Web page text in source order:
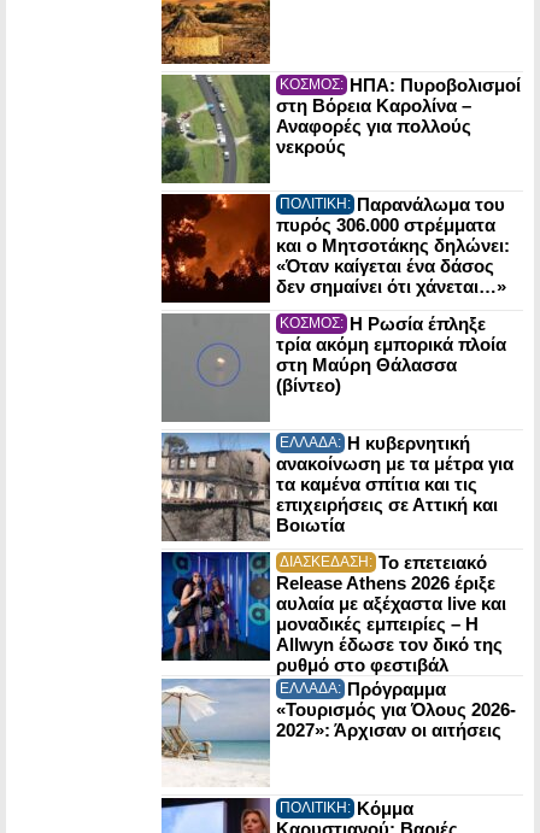
ΚΟΣΜΟΣ: ΗΠΑ: Πυροβολισμοί
στη Βόρεια Καρολίνα –
Αναφορές για πολλούς
νεκρούς
ΠΟΛΙΤΙΚΗ: Παρανάλωμα του
πυρός 306.000 στρέμματα
και ο Μητσοτάκης δηλώνει:
«Όταν καίγεται ένα δάσος
δεν σημαίνει ότι χάνεται…»
ΚΟΣΜΟΣ: Η Ρωσία έπληξε
τρία ακόμη εμπορικά πλοία
στη Μαύρη Θάλασσα
(βίντεο)
ΕΛΛΑΔΑ: Η κυβερνητική
ανακοίνωση με τα μέτρα για
τα καμένα σπίτια και τις
επιχειρήσεις σε Αττική και
Βοιωτία
ΔΙΑΣΚΕΔΑΣΗ: Το επετειακό
Release Athens 2026 έριξε
αυλαία με αξέχαστα live και
μοναδικές εμπειρίες – Η
Allwyn έδωσε τον δικό της
ρυθμό στο φεστιβάλ
ΕΛΛΑΔΑ: Πρόγραμμα
«Τουρισμός για Όλους 2026-
2027»: Άρχισαν οι αιτήσεις
ΠΟΛΙΤΙΚΗ: Κόμμα
Καρυστιανού: Βαριές